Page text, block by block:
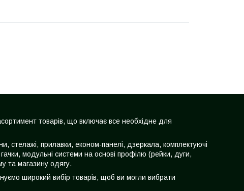
товарів, що включає все необхідне для
стелажі, прилавки, економ-панелі, дзеркала, комплектуючі
гачки, модульні системи на основі профілю (рейки, дуги,
та магазину одягу.
широкий вибір товарів, щоб ви могли вибрати